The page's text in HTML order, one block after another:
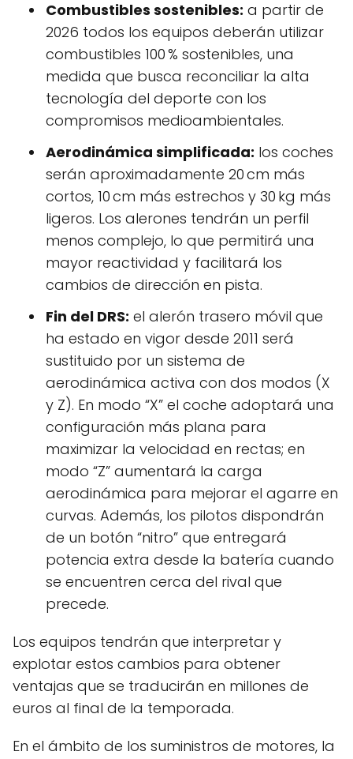
Combustibles sostenibles: a partir de
2026 todos los equipos deberán utilizar
combustibles 100 % sostenibles, una
medida que busca reconciliar la alta
tecnología del deporte con los
compromisos medioambientales.
Aerodinámica simplificada: los coches
serán aproximadamente 20 cm más
cortos, 10 cm más estrechos y 30 kg más
ligeros. Los alerones tendrán un perfil
menos complejo, lo que permitirá una
mayor reactividad y facilitará los
cambios de dirección en pista.
Fin del DRS: el alerón trasero móvil que
ha estado en vigor desde 2011 será
sustituido por un sistema de
aerodinámica activa con dos modos (X
y Z). En modo “X” el coche adoptará una
configuración más plana para
maximizar la velocidad en rectas; en
modo “Z” aumentará la carga
aerodinámica para mejorar el agarre en
curvas. Además, los pilotos dispondrán
de un botón “nitro” que entregará
potencia extra desde la batería cuando
se encuentren cerca del rival que
precede.
Los equipos tendrán que interpretar y
explotar estos cambios para obtener
ventajas que se traducirán en millones de
euros al final de la temporada.
En el ámbito de los suministros de motores, la